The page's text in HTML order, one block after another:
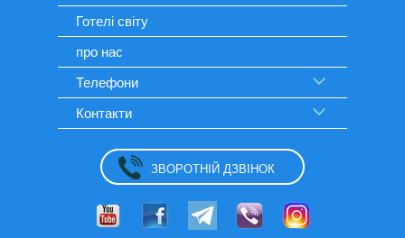
Готелі світу
про нас
Телефони
Контакти
ЗВОРОТНІЙ ДЗВІНОК